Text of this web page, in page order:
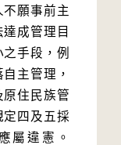
願事前主
成管理目
手段，例
主管理，
住民族管
四及五採
屬違憲。